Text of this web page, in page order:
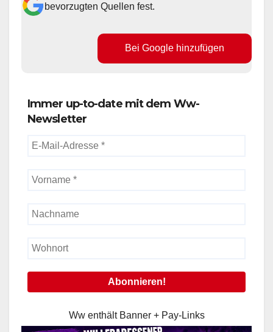
bevorzugten Quellen fest.
Bei Google hinzufügen
Immer up-to-date mit dem Ww-
Newsletter
Ww enthält Banner + Pay-Links